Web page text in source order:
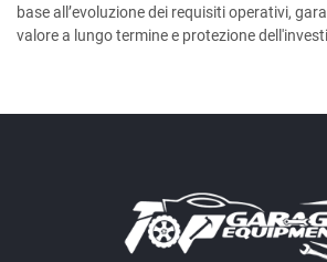
base all’evoluzione dei requisiti operativi,
valore a lungo termine e protezione